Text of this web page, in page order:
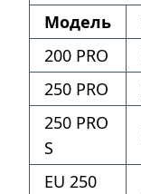
Модель
200 PRO
250 PRO
250 PRO
S
EU 250